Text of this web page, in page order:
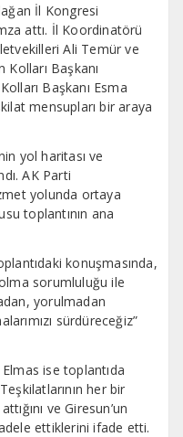
İl Kongresi
attı. İl Koordinatörü
Ali Temür ve
Kolları Başkanı
Başkanı Esma
mensupları bir araya
yol haritası ve
AK Parti
yolunda ortaya
toplantının ana
konuşmasında,
sorumluluğu ile
yorulmadan
sürdüreceğiz”
ise toplantıda
her bir
ve Giresun’un
ettiklerini ifade etti.